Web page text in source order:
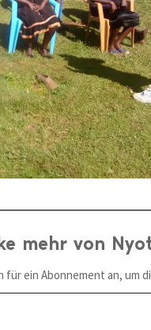
mehr von
für ein Abonnement an, um